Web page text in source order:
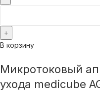
В корзину
Микротоковый
ухода medicube